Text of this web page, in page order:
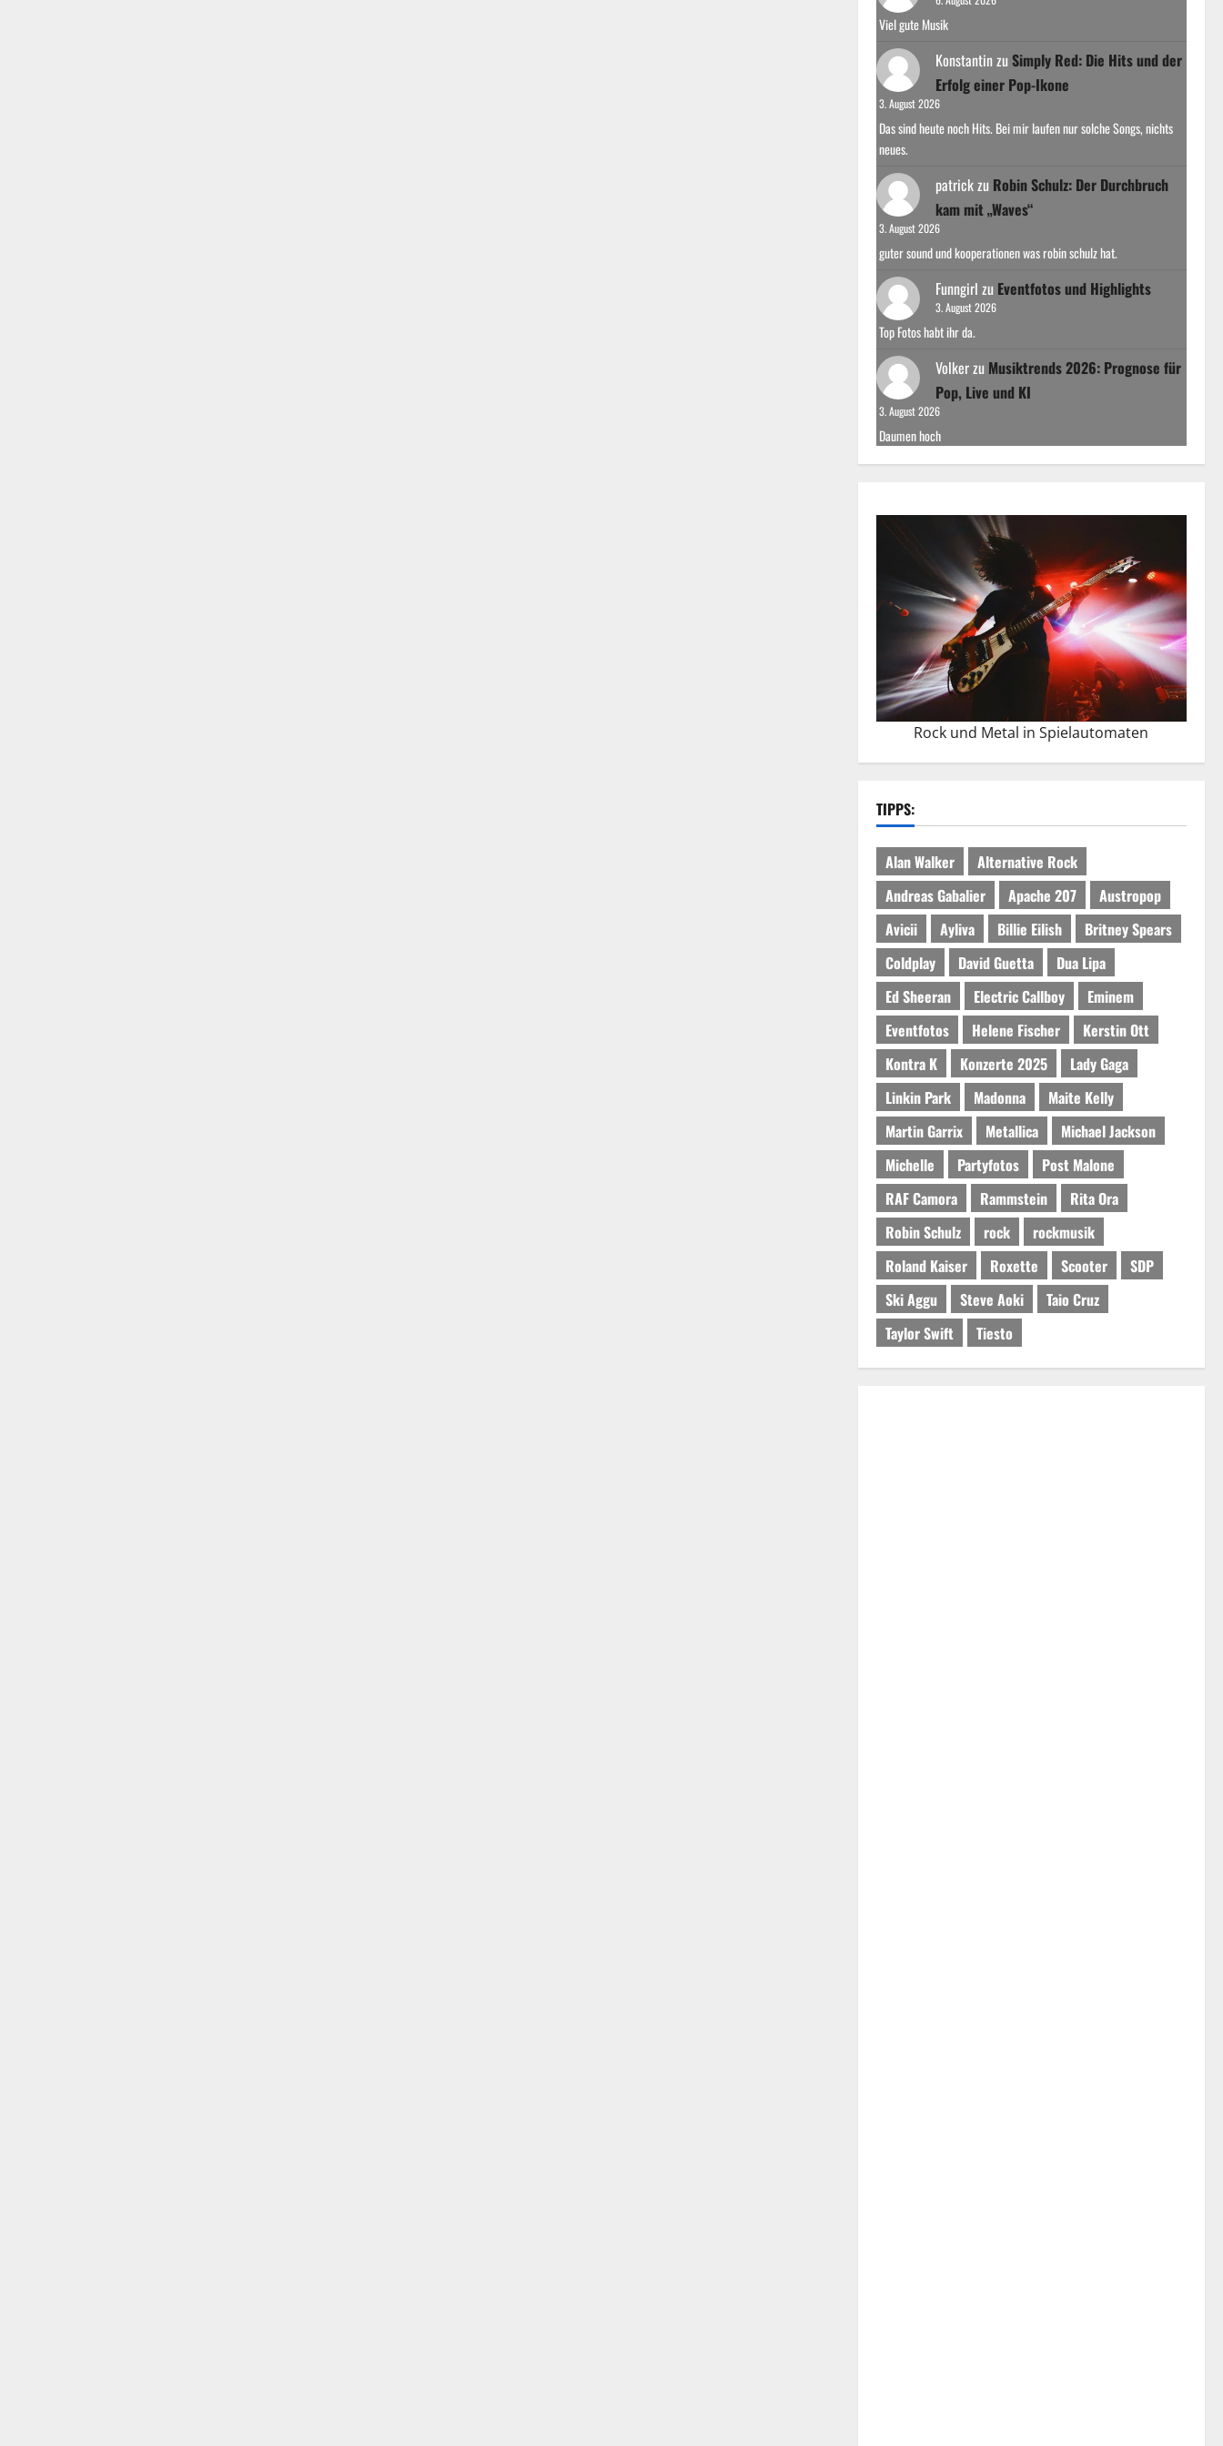
Viel gute Musik
Konstantinzu Simply Red: Die Hits und der
Erfolg einer Pop-Ikone
3. August 2026
Das sind heute noch Hits. Bei mir laufen nur solche Songs, nichts
neues.
patrickzu Robin Schulz: Der Durchbruch
kam mit „Waves“
3. August 2026
guter sound und kooperationen was robin schulz hat.
Funngirl zu Eventfotos und Highlights
3. August 2026
Top Fotos habt ihr da.
Volkerzu Musiktrends 2026: Prognose für
Pop, Live und KI
3. August 2026
Daumen hoch
Rock und Metal in Spielautomaten
TIPPS:
Alan Walker
Alternative Rock
Andreas Gabalier
Apache 207
Austropop
Avicii
Ayliva Billie Eilish
Britney Spears
Coldplay
David Guetta
Dua Lipa
Ed Sheeran
Electric Callboy
Eminem
Eventfotos
Helene Fischer
Kerstin Ott
Kontra K
Konzerte 2025
Lady Gaga
Linkin Park
Madonna
Maite Kelly
Martin Garrix
Metallica
Michael Jackson
Michelle
Partyfotos
Post Malone
RAF Camora
Rammstein
Rita Ora
Robin Schulz
rock
rockmusik
Roland Kaiser
Roxette Scooter
SDP
Ski Aggu
Steve Aoki
Taio Cruz
Taylor Swift
Tiesto